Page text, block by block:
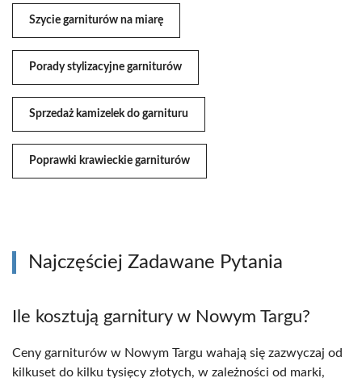
Szycie garniturów na miarę
Porady stylizacyjne garniturów
Sprzedaż kamizelek do garnituru
Poprawki krawieckie garniturów
Najczęściej Zadawane Pytania
Ile kosztują garnitury w Nowym Targu?
Ceny garniturów w Nowym Targu wahają się zazwyczaj od
kilkuset do kilku tysięcy złotych, w zależności od marki,